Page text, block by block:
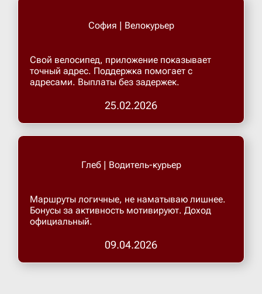
София | Велокурьер
Свой велосипед, приложение показывает
точный адрес. Поддержка помогает с
адресами. Выплаты без задержек.
25.02.2026
Глеб | Водитель-курьер
Маршруты логичные, не наматываю лишнее.
Бонусы за активность мотивируют. Доход
официальный.
09.04.2026